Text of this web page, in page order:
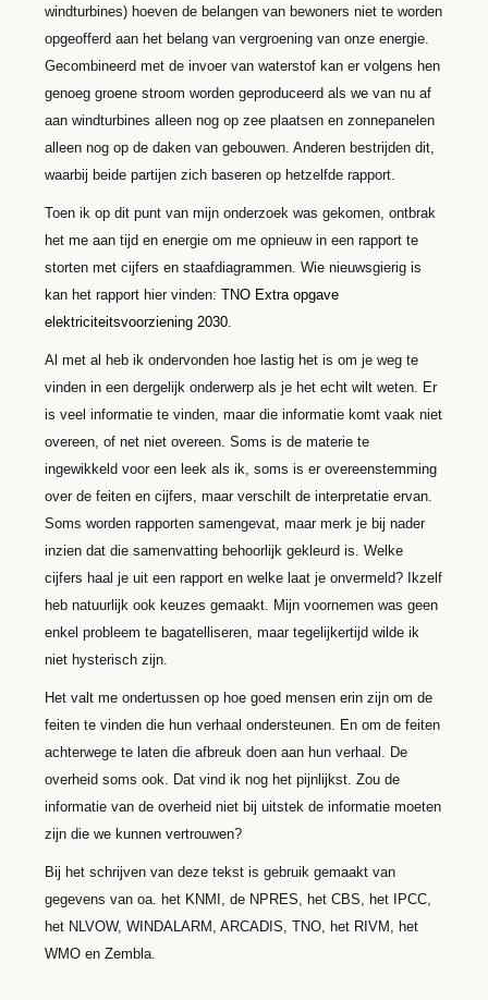
windturbines) hoeven de belangen van bewoners niet te worden
opgeofferd aan het belang van vergroening van onze energie.
Gecombineerd met de invoer van waterstof kan er volgens hen
genoeg groene stroom worden geproduceerd als we van nu af
aan windturbines alleen nog op zee plaatsen en zonnepanelen
alleen nog op de daken van gebouwen. Anderen bestrijden dit,
waarbij beide partijen zich baseren op hetzelfde rapport.
Toen ik op dit punt van mijn onderzoek was gekomen, ontbrak
het me aan tijd en energie om me opnieuw in een rapport te
storten met cijfers en staafdiagrammen. Wie nieuwsgierig is
kan het rapport hier vinden:TNO Extra opgave
elektriciteitsvoorziening 2030.
Al met al heb ik ondervonden hoe lastig het is om je weg te
vinden in een dergelijk onderwerp als je het echt wilt weten. Er
is veel informatie te vinden, maar die informatie komt vaak niet
overeen, of net niet overeen. Soms is de materie te
ingewikkeld voor een leek als ik, soms is er overeenstemming
over de feiten en cijfers, maar verschilt de interpretatie ervan.
Soms worden rapporten samengevat, maar merk je bij nader
inzien dat die samenvatting behoorlijk gekleurd is. Welke
cijfers haal je uit een rapport en welke laat je onvermeld? Ikzelf
heb natuurlijk ook keuzes gemaakt. Mijn voornemen was geen
enkel probleem te bagatelliseren, maar tegelijkertijd wilde ik
niet hysterisch zijn.
Het valt me ondertussen op hoe goed mensen erin zijn om de
feiten te vinden die hun verhaal ondersteunen. En om de feiten
achterwege te laten die afbreuk doen aan hun verhaal. De
overheid soms ook. Dat vind ik nog het pijnlijkst. Zou de
informatie van de overheid niet bij uitstek de informatie moeten
zijn die we kunnen vertrouwen?
Bij het schrijven van deze tekst is gebruik gemaakt van
gegevens van oa. het KNMI, de NPRES, het CBS, het IPCC,
het NLVOW, WINDALARM, ARCADIS, TNO, het RIVM, het
WMO en Zembla.